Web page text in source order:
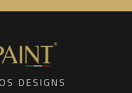
DESIGNS